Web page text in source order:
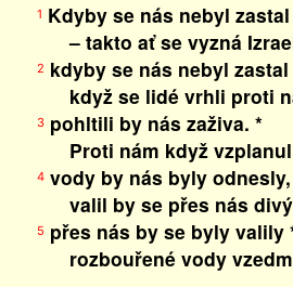
1 Kdyby se nás nebyl
– takto ať se vyzná
2 kdyby se nás nebyl zastal
když se lidé vrhli proti
3pohltili by nás zaživa. *
Proti nám když vzplanul
4vody by nás byly
valil by se přes nás
5 přes nás by se byly valily
rozbouřené vody